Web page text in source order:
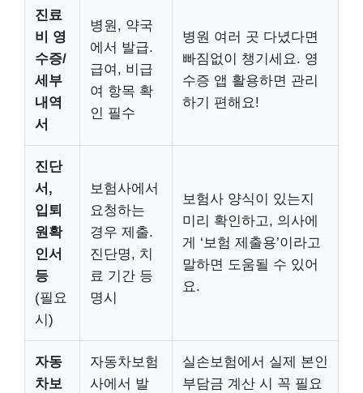
진료
비 영
수증/
세부
내역
서
병원, 약국
에서 발급.
급여, 비급
여 항목 확
인 필수
병원 여러 곳 다녔다면
빠짐없이 챙기세요. 영
수증 앱 활용하면 관리
하기 편해요!
진단
서,
입퇴
원확
인서
등
(필요
시)
보험사에서
요청하는
경우 제출.
진단명, 치
료 기간 등
명시
보험사 양식이 있는지
미리 확인하고, 의사에
게 ‘보험 제출용’이라고
말하면 도움될 수 있어
요.
자동
차보
자동차보험
사에서 발
실손보험에서 실제 본인
부담금 계산 시 꼭 필요